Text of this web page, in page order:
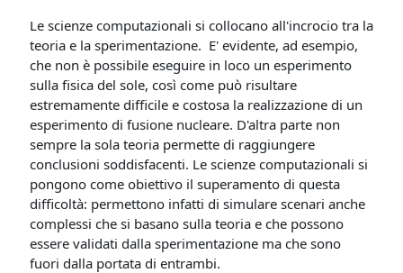
Le scienze computazionali si collocano all'incrocio tra la
teoria e la sperimentazione. E' evidente, ad esempio,
che non è possibile eseguire in loco un esperimento
sulla fisica del sole, così come può risultare
estremamente difficile e costosa la realizzazione di un
esperimento di fusione nucleare. D'altra parte non
sempre la sola teoria permette di raggiungere
conclusioni soddisfacenti. Le scienze computazionali si
pongono come obiettivo il superamento di questa
difficoltà: permettono infatti di simulare scenari anche
complessi che si basano sulla teoria e che possono
essere validati dalla sperimentazione ma che sono
fuori dalla portata di entrambi.